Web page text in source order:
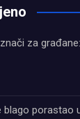
za
blago porastao